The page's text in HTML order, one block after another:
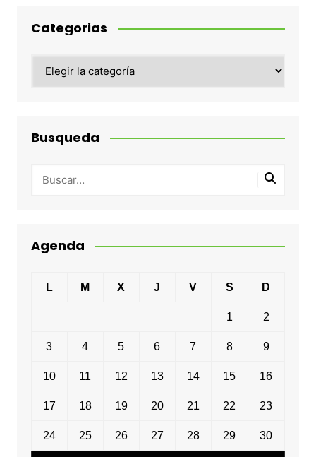
Categorias
Busqueda
Agenda
L M X J V S D
1 2
3 4 5 6 7 8 9
10 11 12 13 14 15 16
17 18 19 20 21 22 23
24 25 26 27 28 29 30